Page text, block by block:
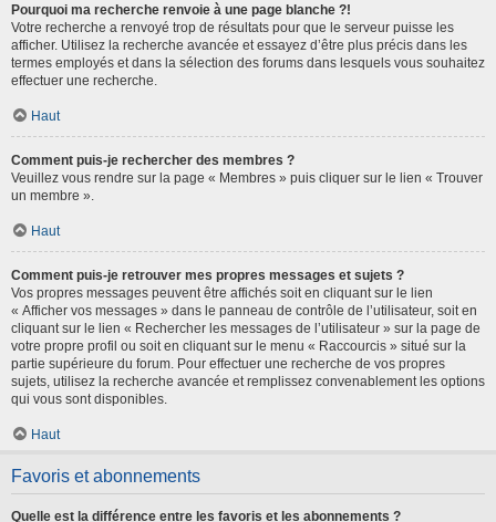
Pourquoi ma recherche renvoie à une page blanche ?!
Votre recherche a renvoyé trop de résultats pour que le serveur puisse les
afficher. Utilisez la recherche avancée et essayez d’être plus précis dans les
termes employés et dans la sélection des forums dans lesquels vous souhaitez
effectuer une recherche.
Haut
Comment puis-je rechercher des membres ?
Veuillez vous rendre sur la page « Membres » puis cliquer sur le lien « Trouver
un membre ».
Haut
Comment puis-je retrouver mes propres messages et sujets ?
Vos propres messages peuvent être affichés soit en cliquant sur le lien
« Afficher vos messages » dans le panneau de contrôle de l’utilisateur, soit en
cliquant sur le lien « Rechercher les messages de l’utilisateur » sur la page de
votre propre profil ou soit en cliquant sur le menu « Raccourcis » situé sur la
partie supérieure du forum. Pour effectuer une recherche de vos propres
sujets, utilisez la recherche avancée et remplissez convenablement les options
qui vous sont disponibles.
Haut
Favoris et abonnements
Quelle est la différence entre les favoris et les abonnements ?